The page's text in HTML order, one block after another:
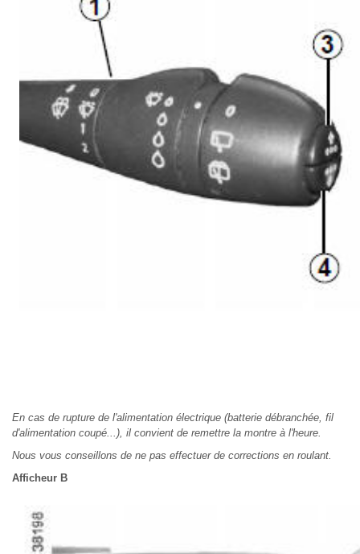
En cas de rupture de l'alimentation électrique (batterie débranchée, fil
d'alimentation coupé...), il convient de remettre la montre à l'heure.
Nous vous conseillons de ne pas effectuer de corrections en roulant.
Afficheur B